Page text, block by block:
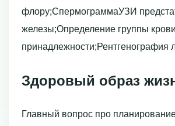
флору;СпермограммаУЗИ
железы;Определение группы
принадлежности;Рентгенография
Здоровый образ
Главный вопрос про